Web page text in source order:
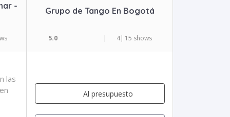
-
las
Grupo de Tango En Bogotá
5.0 | 4| 15 shows
Al presupuesto